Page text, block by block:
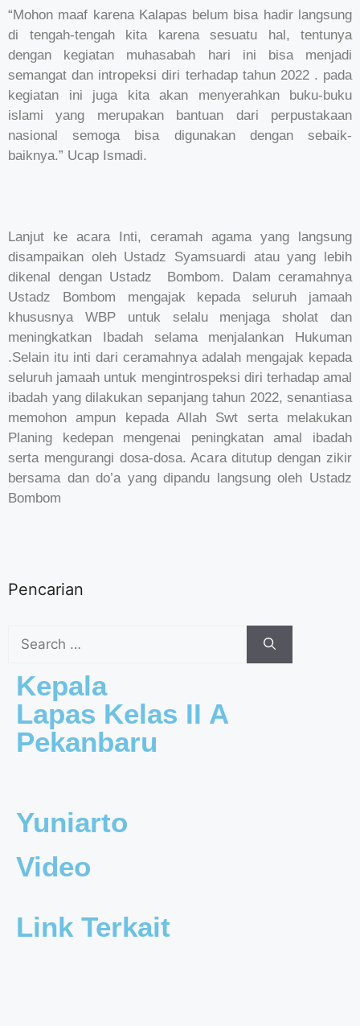
“Mohon maaf karena Kalapas belum bisa hadir langsung
di tengah-tengah kita karena sesuatu hal, tentunya
dengan kegiatan muhasabah hari ini bisa menjadi
semangat dan intropeksi diri terhadap tahun 2022 . pada
kegiatan ini juga kita akan menyerahkan buku-buku
islami yang merupakan bantuan dari perpustakaan
nasional semoga bisa digunakan dengan sebaik-
baiknya.” Ucap Ismadi.
Lanjut ke acara Inti, ceramah agama yang langsung
disampaikan oleh Ustadz Syamsuardi atau yang lebih
dikenal dengan Ustadz Bombom. Dalam ceramahnya
Ustadz Bombom mengajak kepada seluruh jamaah
khususnya WBP untuk selalu menjaga sholat dan
meningkatkan Ibadah selama menjalankan Hukuman
.Selain itu inti dari ceramahnya adalah mengajak kepada
seluruh jamaah untuk mengintrospeksi diri terhadap amal
ibadah yang dilakukan sepanjang tahun 2022, senantiasa
memohon ampun kepada Allah Swt serta melakukan
Planing kedepan mengenai peningkatan amal ibadah
serta mengurangi dosa-dosa. Acara ditutup dengan zikir
bersama dan do’a yang dipandu langsung oleh Ustadz
Bombom
Pencarian
Kepala
Lapas Kelas II A
Pekanbaru
Yuniarto
Video
Link Terkait